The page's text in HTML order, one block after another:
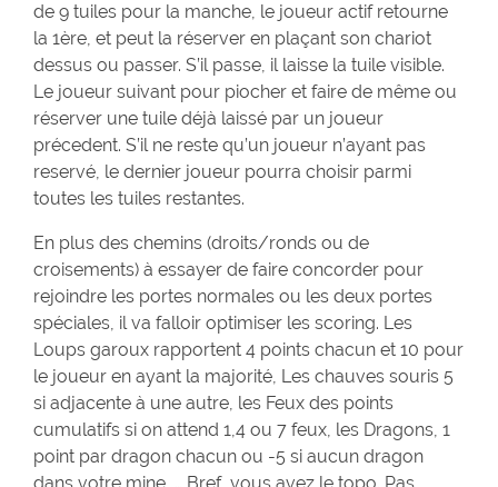
de 9 tuiles pour la manche, le joueur actif retourne
la 1ère, et peut la réserver en plaçant son chariot
dessus ou passer. S’il passe, il laisse la tuile visible.
Le joueur suivant pour piocher et faire de même ou
réserver une tuile déjà laissé par un joueur
précedent. S’il ne reste qu’un joueur n’ayant pas
reservé, le dernier joueur pourra choisir parmi
toutes les tuiles restantes.
En plus des chemins (droits/ronds ou de
croisements) à essayer de faire concorder pour
rejoindre les portes normales ou les deux portes
spéciales, il va falloir optimiser les scoring. Les
Loups garoux rapportent 4 points chacun et 10 pour
le joueur en ayant la majorité, Les chauves souris 5
si adjacente à une autre, les Feux des points
cumulatifs si on attend 1,4 ou 7 feux, les Dragons, 1
point par dragon chacun ou -5 si aucun dragon